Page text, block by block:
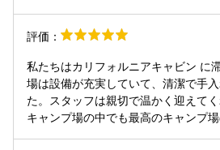
験で次回からの楽しみ方の段取りが
のカヤックも楽しかった♪ 次は外に出
スタッフの対応、お部屋の清掃、諸
次回もよろしくお願いいたします。
評価：
私たちはカリフォルニアキャビン に
場は設備が充実していて、清潔で手
た。スタッフは親切で温かく迎えて
キャンプ場の中でも最高のキャンプ